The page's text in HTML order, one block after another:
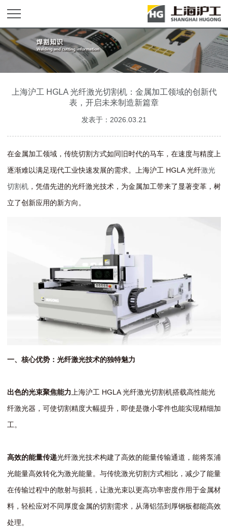
上海沪工 HGLA 光纤激光切割机：金属加工领域的创新代
表，开启未来制造新篇章
发表于：2026.03.21
在金属加工领域，传统切割方式如同旧时代的马车，在速度与精度上
逐渐难以满足现代工业快速发展的需求。上海沪工 HGLA 光纤激光
切割机 ，凭借先进的光纤激光技术，为金属加工带来了显著变革，树
立了创新应用的新方向。
一、核心优势：光纤激光技术的独特魅力
出色的光束聚焦能力 上海沪工 HGLA 光纤激光切割机搭载高性能光
纤激光器，可使切割精度大幅提升，即使是微小零件也能实现精细加
工。
高效的能量传递光纤激光技术构建了高效的能量传输通道，能将泵浦
光能量高效转化为激光能量。与传统激光切割方式相比，减少了能量
在传输过程中的散射与损耗，让激光束以更高功率密度作用于金属材
料，轻松应对不同厚度金属的切割需求，从薄铝箔到厚钢板都能高效
处理。